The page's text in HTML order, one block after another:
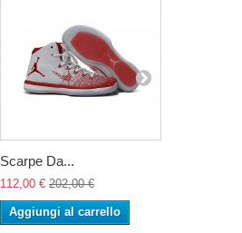
Scarpe Da...
112,00 € 202,00 €
Aggiungi al carrello